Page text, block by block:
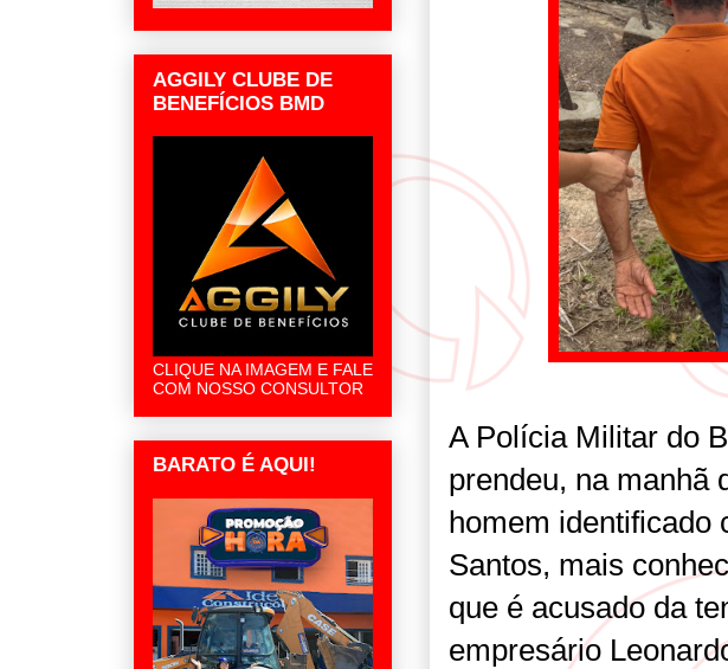
A Polícia Militar do
prendeu, na manhã
homem identificado
Santos, mais
que é acusado da
empresário
AGGILY CLUBE DE
BENEFÍCIOS BMD
CLIQUE NA IMAGEM E FALE
COM NOSSO CONSULTOR
BARATO É AQUI!